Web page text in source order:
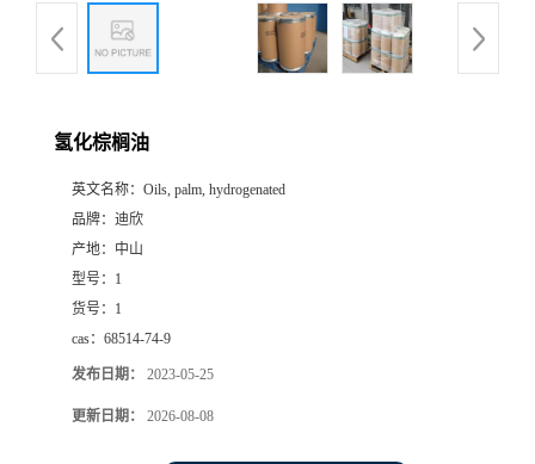
厅氢化棕榈油
英文名称： Oils, palm, hydrogenated
品牌： 迪欣
产地： 中山
型号： 1
货号： 1
cas： 68514-74-9
发布日期： 2023-05-25
更新日期： 2026-08-08